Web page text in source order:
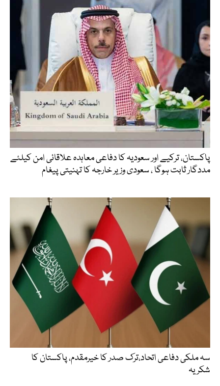
پاکستان، ترکیے اور سعودیہ کا دفاعی معاہدہ علاقائی امن کیلئے
مددگار ثابت ہوگا ، سعودی وزیر خارجہ کا تہنیتی پیغام
سہ ملکی دفاعی اتحاد،ترک صدر کا خیرمقدم، پاکستان کا
شکریہ